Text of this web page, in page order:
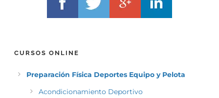
CURSOS ONLINE
Preparación Física Deportes Equipo y Pelota
Acondicionamiento Deportivo